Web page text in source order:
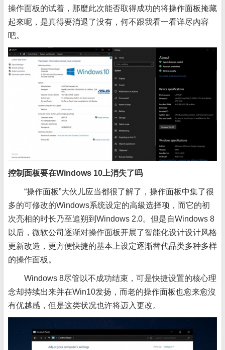
操作面板的试着，那麼此次能否取得成功的将操作面板掩藏
起來呢，是真得要消退了没有，何不跟我看一看详尽內容
吧。
控制面板要在Windows 10上消失了吗
“操作面板”大伙儿应当都很了解了，操作面板中集了很
多的可修改的Windows系统设定的高級选择项，而它的初
次亮相的时长乃至追朔到Windows 2.0。但是自Windows 8
以后，微软公司逐渐对操作面板开展了智能化设计设计风格
更新改造，更方便快捷的基本上设定逐渐替代品类多种多样
的操作面板。
Windows 8尽管以不成功结束，可是快捷设置的核心理
念却持续出来并在Win10发扬，而老的操作面板也愈来愈沒
有优越感，但是这类状况也许将迈入更改。